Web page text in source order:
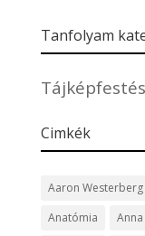
Tanfolyam
Tájképfestés
Cimkék
Aaron Westerberg
Anatómia